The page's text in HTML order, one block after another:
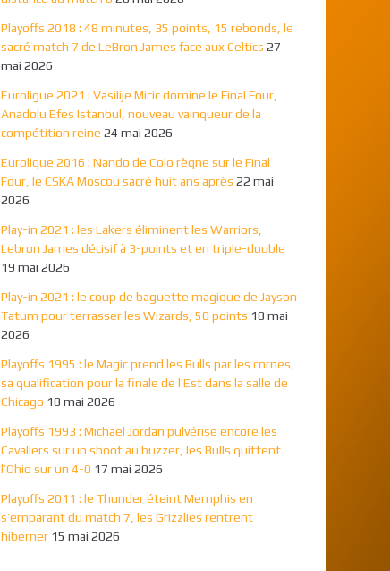
Playoffs 2018 : 48 minutes, 35 points, 15 rebonds, le
sacré match 7 de LeBron James face aux Celtics 27
mai 2026
Euroligue 2021 : Vasilije Micic domine le Final Four,
Anadolu Efes Istanbul, nouveau vainqueur de la
compétition reine 24 mai 2026
Euroligue 2016 : Nando de Colo règne sur le Final
Four, le CSKA Moscou sacré huit ans après 22 mai
2026
Play-in 2021 : les Lakers éliminent les Warriors,
Lebron James décisif à 3-points et en triple-double
19 mai 2026
Play-in 2021 : le coup de baguette magique de Jayson
Tatum pour terrasser les Wizards, 50 points 18 mai
2026
Playoffs 1995 : le Magic prend les Bulls par les cornes,
sa qualification pour la finale de l’Est dans la salle de
Chicago 18 mai 2026
Playoffs 1993 : Michael Jordan pulvérise encore les
Cavaliers sur un shoot au buzzer, les Bulls quittent
l’Ohio sur un 4-0 17 mai 2026
Playoffs 2011 : le Thunder éteint Memphis en
s’emparant du match 7, les Grizzlies rentrent
hiberner 15 mai 2026